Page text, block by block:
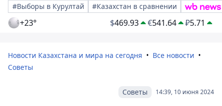
#Выборы в Курултай
#Казахстан в сравнении
+23° $469.93 €541.64 ₽5.71
Новости Казахстана и мира на сегодня
Все новости
Советы
14:39, 10 июня 2024
Советы